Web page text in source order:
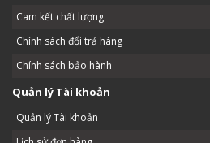
Cam kết chất lượng
Chính sách đổi trả hàng
Chính sách bảo hành
Quản lý Tài khoản
Quản lý Tài khoản